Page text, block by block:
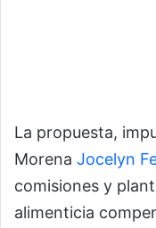
La propuesta,
Morena Jocelyn
comisiones y
alimenticia